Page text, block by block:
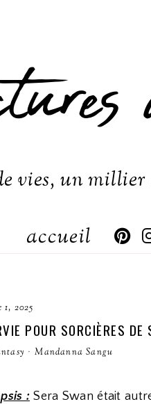
vies, un millier
accueil
1, 2025
POUR SORCIÈRES DE
· Mandanna Sangu
: Sera Swan était